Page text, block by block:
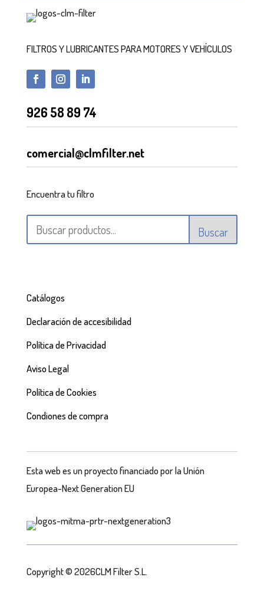
FILTROS Y LUBRICANTES PARA MOTORES Y VEHÍCULOS
926 58 89 74
comercial@clmfilter.net
Encuentra tu filtro
Buscar
Catálogos
Declaración de accesibilidad
Política de Privacidad
Aviso Legal
Política de Cookies
Condiones de compra
Esta web es un proyecto financiado por la Unión
Europea-Next Generation EU
Copyright © 2026CLM Filter S.L.